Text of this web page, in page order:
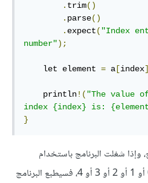
. trim()
. parse()
. expect( "Index
number");
    let element
= a [index
    println
!( "The value
index {index} is:
}
شغلت البرنامج باستخدام
وأدخلت القيم 0 أو 1 أو 2 أو 3 أو 4، فسيطبع البرنامج